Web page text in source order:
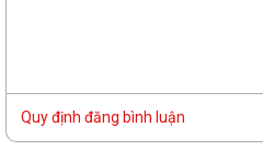
Quy định đăng bình luận